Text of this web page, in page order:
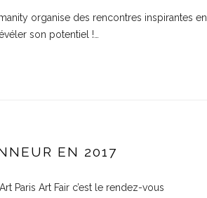
organise des rencontres inspirantes en
son potentiel !…
EN 2017
Paris Art Fair c’est le rendez-vous